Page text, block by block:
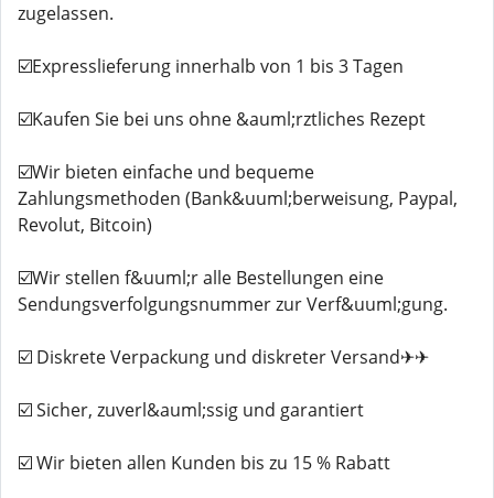
zugelassen.
☑️Expresslieferung innerhalb von 1 bis 3 Tagen
☑️Kaufen Sie bei uns ohne &auml;rztliches Rezept
☑️Wir bieten einfache und bequeme
Zahlungsmethoden (Bank&uuml;berweisung, Paypal,
Revolut, Bitcoin)
☑️Wir stellen f&uuml;r alle Bestellungen eine
Sendungsverfolgungsnummer zur Verf&uuml;gung.
☑️ Diskrete Verpackung und diskreter Versand✈✈
☑️ Sicher, zuverl&auml;ssig und garantiert
☑️ Wir bieten allen Kunden bis zu 15 % Rabatt